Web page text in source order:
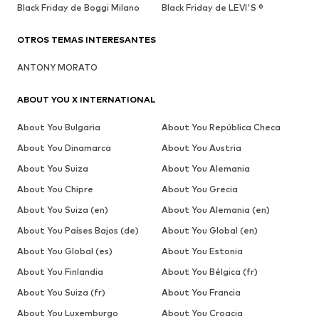
Black Friday de Boggi Milano Black Friday de LEVI'S ®
OTROS TEMAS INTERESANTES
ANTONY MORATO
ABOUT YOU X INTERNATIONAL
About You Bulgaria
About You República Checa
About You Dinamarca
About You Austria
About You Suiza
About You Alemania
About You Chipre
About You Grecia
About You Suiza (en)
About You Alemania (en)
About You Países Bajos (de)
About You Global (en)
About You Global (es)
About You Estonia
About You Finlandia
About You Bélgica (fr)
About You Suiza (fr)
About You Francia
About You Luxemburgo
About You Croacia